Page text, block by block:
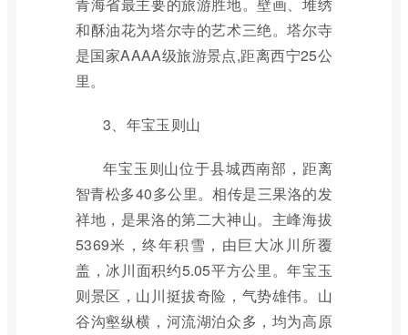
和酥油花为塔尔寺的艺术三绝。塔尔寺
是国家AAAA级旅游景点,距离西宁25公
里。
3、年宝玉则山
年宝玉则山位于县城西南部，距离
智青松多40多公里。相传是三果洛的发
祥地，是果洛的第二大神山。主峰海拔
5369米，终年积雪，由巨大冰川所覆
盖，冰川面积约5.05平方公里。年宝玉
则景区，山川挺拔奇险，气势雄伟。山
谷沟壑纵横，河流湖泊众多，均为高原